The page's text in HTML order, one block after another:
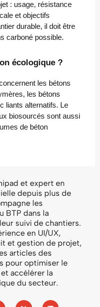
: usage, résistance
et objectifs
durable, il doit être
carboné possible.
écologique ?
les bétons
les bétons
liants alternatifs. Le
biosourcés sont aussi
de béton
et expert en
depuis plus de
les
BTP dans la
suivi de chantiers.
en UI/UX,
et gestion de projet,
articles des
pour optimiser le
accélérer la
du secteur.